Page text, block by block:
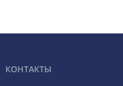
КОНТАКТЫ